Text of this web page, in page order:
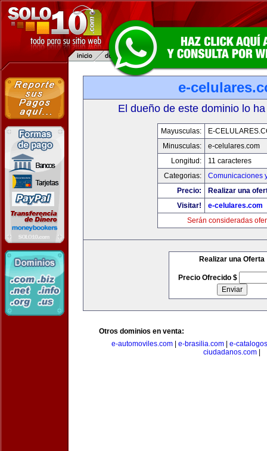
e-
El dueño de este dominio lo
Mayusculas:
E-
Minusculas:
e-celulares.com
Longitud:
11 caracteres
Categorias:
Comunicaciones
Precio:
Realizar una
Visitar!
e-celulares.com
Serán consideradas
Realizar una Oferta
Precio Ofrecido $
Otros dominios en venta:
e-automoviles.com
e-brasilia.com
e-
ciudadanos.com